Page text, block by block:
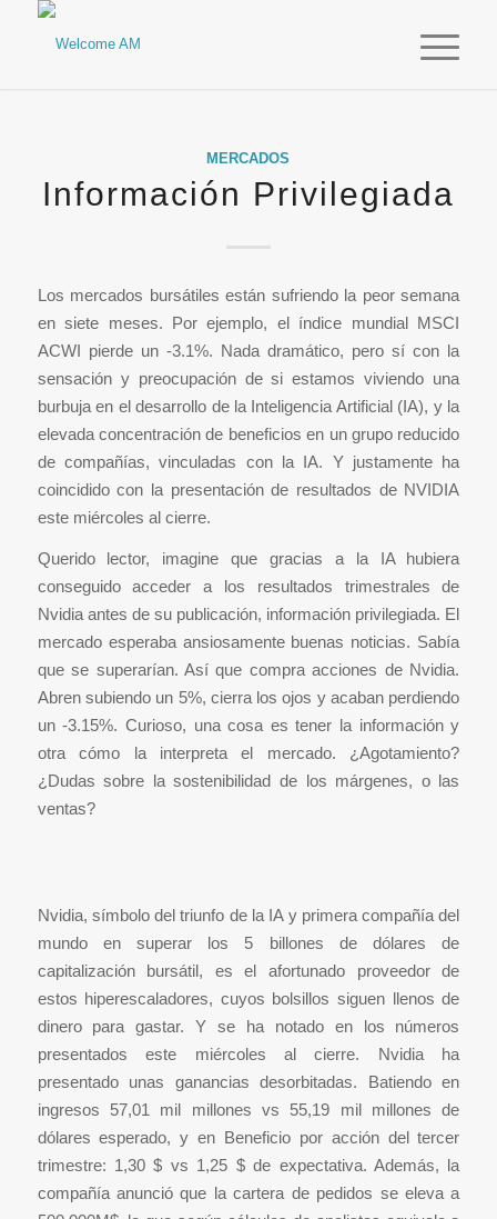
MERCADOS
Información Privilegiada
Los mercados bursátiles están sufriendo la peor semana
en siete meses. Por ejemplo, el índice mundial MSCI
ACWI pierde un -3.1%. Nada dramático, pero sí con la
sensación y preocupación de si estamos viviendo una
burbuja en el desarrollo de la Inteligencia Artificial (IA), y la
elevada concentración de beneficios en un grupo reducido
de compañías, vinculadas con la IA. Y justamente ha
coincidido con la presentación de resultados de NVIDIA
este miércoles al cierre.
Querido lector, imagine que gracias a la IA hubiera
conseguido acceder a los resultados trimestrales de
Nvidia antes de su publicación, información privilegiada. El
mercado esperaba ansiosamente buenas noticias. Sabía
que se superarían. Así que compra acciones de Nvidia.
Abren subiendo un 5%, cierra los ojos y acaban perdiendo
un -3.15%. Curioso, una cosa es tener la información y
otra cómo la interpreta el mercado. ¿Agotamiento?
¿Dudas sobre la sostenibilidad de los márgenes, o las
ventas?
Nvidia, símbolo del triunfo de la IA y primera compañía del
mundo en superar los 5 billones de dólares de
capitalización bursátil, es el afortunado proveedor de
estos hiperescaladores, cuyos bolsillos siguen llenos de
dinero para gastar. Y se ha notado en los números
presentados este miércoles al cierre. Nvidia ha
presentado unas ganancias desorbitadas. Batiendo en
ingresos 57,01 mil millones vs 55,19 mil millones de
dólares esperado, y en Beneficio por acción del tercer
trimestre: 1,30 $ vs 1,25 $ de expectativa. Además, la
compañía anunció que la cartera de pedidos se eleva a